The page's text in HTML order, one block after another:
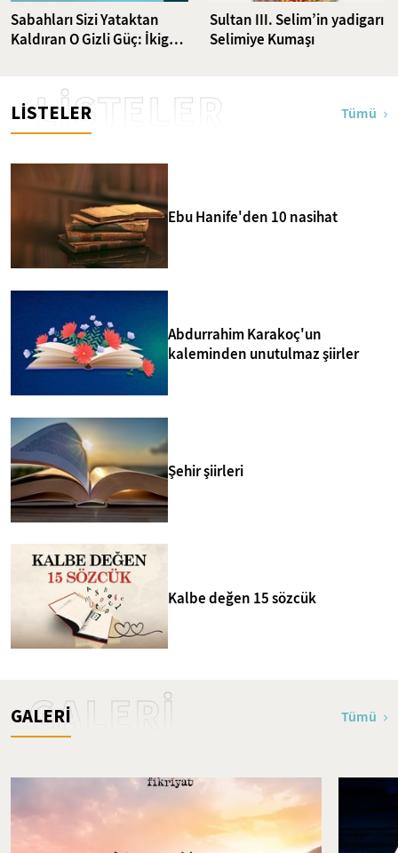
Sabahları Sizi Yataktan
Kaldıran O Gizli Güç: İkigai
Sultan III. Selim’in yadigarı
Selimiye Kumaşı
LİSTELER
LİSTELER Tümü
Ebu Hanife'den 10 nasihat
Abdurrahim Karakoç'un
kaleminden unutulmaz şiirler
Şehir şiirleri
Kalbe değen 15 sözcük
GALERİ
GALERİ Tümü